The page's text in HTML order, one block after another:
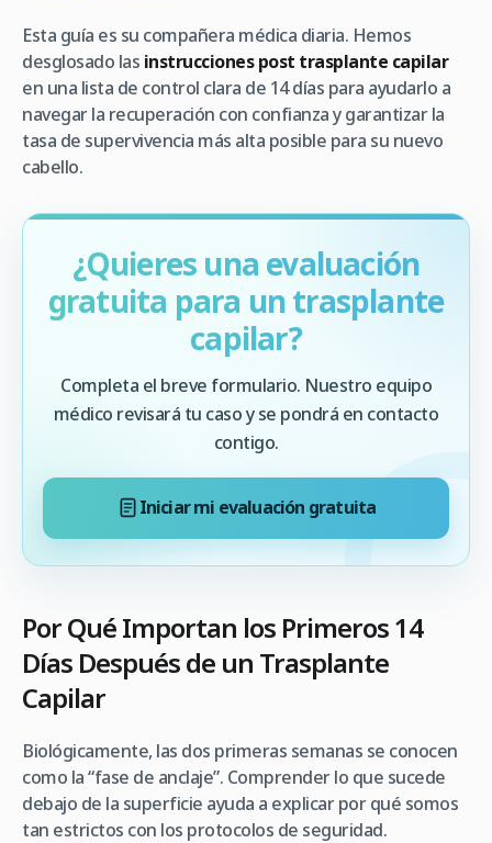
Esta guía es su compañera médica diaria. Hemos
desglosado las instrucciones post trasplante capilar
en una lista de control clara de 14 días para ayudarlo a
navegar la recuperación con confianza y garantizar la
tasa de supervivencia más alta posible para su nuevo
cabello.
¿Quieres una evaluación
gratuita para un trasplante
capilar?
Completa el breve formulario. Nuestro equipo
médico revisará tu caso y se pondrá en contacto
contigo.
Iniciar mi evaluación gratuita
Por Qué Importan los Primeros 14
Días Después de un Trasplante
Capilar
Biológicamente, las dos primeras semanas se conocen
como la “fase de anclaje”. Comprender lo que sucede
debajo de la superficie ayuda a explicar por qué somos
tan estrictos con los protocolos de seguridad.